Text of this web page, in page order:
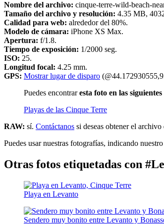
Nombre del archivo: cinque-terre-wild-beach-
Tamaño del archivo y resolución: 4.35 MB,
Calidad para web: alrededor del 80%.
Modelo de cámara: iPhone XS Max.
Apertura: f/1.8.
Tiempo de exposición: 1/2000 seg.
ISO: 25.
Longitud focal: 4.25 mm.
GPS: Mostrar lugar de disparo
Puedes encontraresta foto en las
Playas de las Cinque Terre
RAW: sí. Contáctanos si deseas obtener el
Puedes usar nuestras fotografías, indicando
Otras fotos etiquetadas con
Playa en Levanto
Sendero muy bonito entre Levanto y